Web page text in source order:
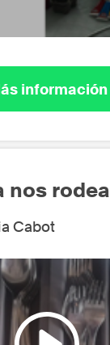
información
nos rodea
Cabot